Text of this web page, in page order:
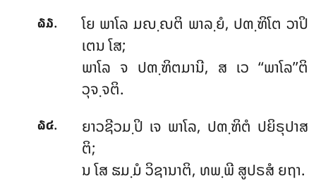
໖໓.
ໂຍ ພາໂລ ມຎ຺ຎຕິ ພາລ຺ຍໍ, ປຓ຺ຑິໂຕ ວາປິ
ເຕນ ໂສ;
ພາໂລ ຈ ປຓ຺ຑິຕມານີ, ສ ເວ ‘‘ພາໂລ’’ຕິ
ວຸຈ຺ຈຕິ.
໖໔.
ຍາວຊີວມ຺ປິ ເຈ ພາໂລ, ປຓ຺ຑິຕໍ ປຍິຣຸປາສ
ຕິ;
ນ ໂສ ຘມ຺ມໍ ວິຊານາຕິ, ທພ຺ພີ ສູປຣສໍ ຍຖາ.